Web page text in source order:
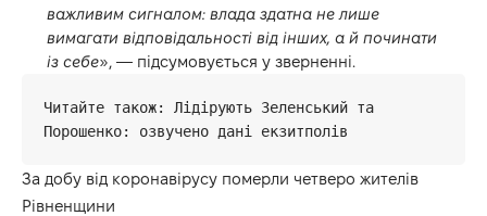
важливим сигналом: влада здатна не лише
вимагати відповідальності від інших, а й починати
із себе», — підсумовується у зверненні.
Читайте також: Лідірують Зеленський та
Порошенко: озвучено дані екзитполів
За добу від коронавірусу померли четверо жителів
Рівненщини